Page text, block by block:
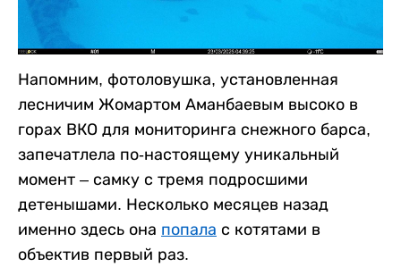
Напомним, фотоловушка, установленная
лесничим Жомартом Аманбаевым высоко в
горах ВКО для мониторинга снежного барса,
запечатлела по-настоящему уникальный
момент – самку с тремя подросшими
детенышами. Несколько месяцев назад
именно здесь она попала с котятами в
объектив первый раз.